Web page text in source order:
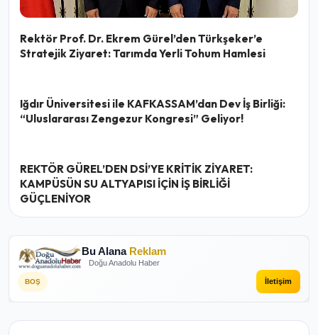
Rektör Prof. Dr. Ekrem Gürel’den Türkşeker’e
Stratejik Ziyaret: Tarımda Yerli Tohum Hamlesi
Iğdır Üniversitesi ile KAFKASSAM’dan Dev İş Birliği:
“Uluslararası Zengezur Kongresi” Geliyor!
REKTÖR GÜREL’DEN DSİ’YE KRİTİK ZİYARET:
KAMPÜSÜN SU ALTYAPISI İÇİN İŞ BİRLİĞİ
GÜÇLENİYOR
Bu Alana Reklam
Doğu Anadolu Haber
BOŞ İletişim